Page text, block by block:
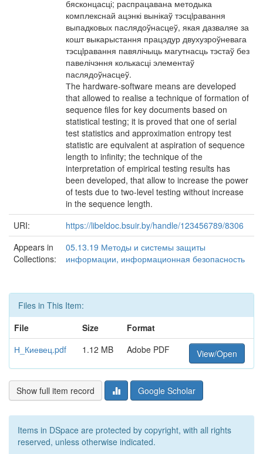
бясконцасці; распрацавана методыка
комплекснай ацэнкі вынікаў тэсцiравання
выпадковых паслядоўнасцеў, якая дазваляе за
кошт выкарыстання працэдур двухузроўневага
тэсцiравання павялічыць магутнасць тэстаў без
павелічэння колькасці элементаў
паслядоўнасцеў.
Тhe hardware-software means are developed
that allowed to realise a technique of formation of
sequence files for key documents based on
statistical testing; it is proved that one of serial
test statistics and approximation entropy test
statistic are equivalent at aspiration of sequence
length to infinity; the technique of the
interpretation of empirical testing results has
been developed, that allow to increase the power
of tests due to two-level testing without increase
in the sequence length.
URI:
https://libeldoc.bsuir.by/handle/123456789/8306
Appears in
Collections:
05.13.19 Методы и системы защиты
информации, информационная безопасность
Files in This Item:
File
Size
Format
Н_Киевец.pdf
1.12 MB Adobe PDF View/Open
Show full item record Google Scholar
Items in DSpace are protected by copyright, with all rights
reserved, unless otherwise indicated.